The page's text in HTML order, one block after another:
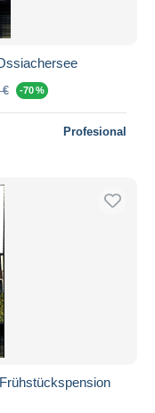
€ -70 %
Profesional